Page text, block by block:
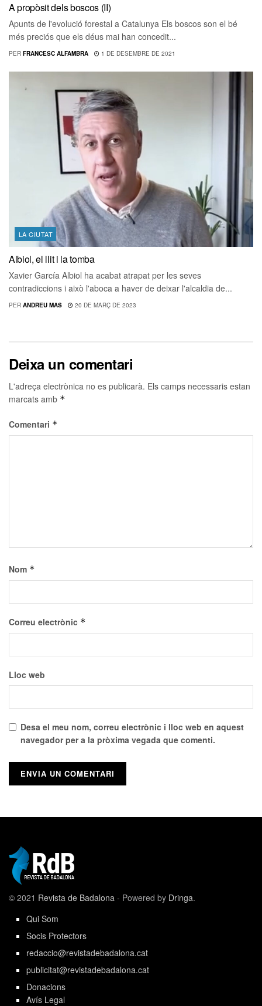
A propòsit dels boscos (II)
Apunts de l'evolució forestal a Catalunya Els boscos son el bé
més preciós que els déus mai han concedit...
PER FRANCESC ALFAMBRA 1 DE DESEMBRE DE 2021
LA CIUTAT
Albiol, el llit i la tomba
Xavier García Albiol ha acabat atrapat per les seves
contradiccions i això l'aboca a haver de deixar l'alcaldia de...
PER ANDREU MAS 20 DE MARÇ DE 2023
Deixa un comentari
L'adreça electrònica no es publicarà. Els camps necessaris estan
marcats amb *
Comentari *
Nom *
Correu electrònic *
Lloc web
Desa el meu nom, correu electrònic i lloc web en aquest
navegador per a la pròxima vegada que comenti.
© 2021 Revista de Badalona - Powered by Dringa.
Qui Som
Socis Protectors
redaccio@revistadebadalona.cat
publicitat@revistadebadalona.cat
Donacions
Avís Legal